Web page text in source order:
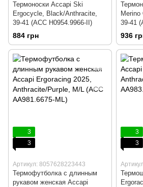
Термоноски Accapi Ski
Ergocycle, Black/Anthracite,
39-41 (ACC H0954.9966-II)
884 грн
39-41
936
3
3
Артикул: 8057628223443
Термофутболка с длинным
рукавом женская Accapi
3
3